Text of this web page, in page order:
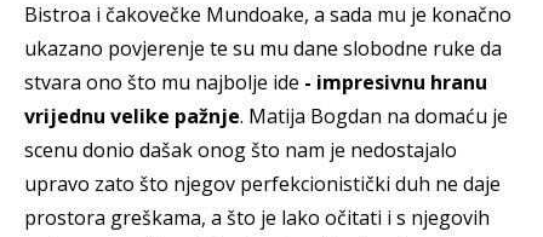
Bistroa i čakovečke Mundoake, a sada mu je konačno
ukazano povjerenje te su mu dane slobodne ruke da
stvara ono što mu najbolje ide - impresivnu hranu
vrijednu velike pažnje. Matija Bogdan na domaću je
scenu donio dašak onog što nam je nedostajalo
upravo zato što njegov perfekcionistički duh ne daje
prostora greškama, a što je lako očitati i s njegovih